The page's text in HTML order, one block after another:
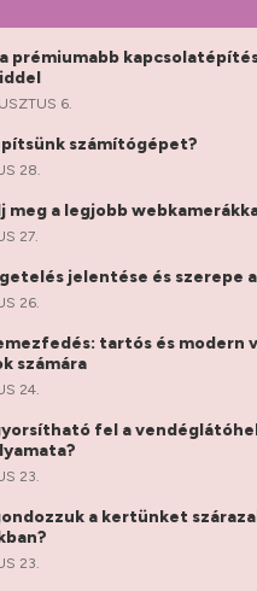
prémiumabb
6.
számítógépet?
28.
meg a legjobb
27.
jelentése és szerepe
26.
tartós és modern
számára
24.
fel a
23.
a kertünket
23.